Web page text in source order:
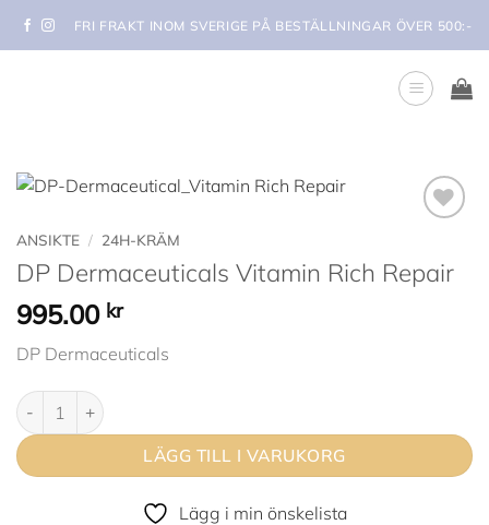
FRI FRAKT INOM SVERIGE PÅ BESTÄLLNINGAR ÖVER 500:-
önskelista
ANSIKTE / 24H-KRÄM
DP Dermaceuticals Vitamin Rich Repair
995.00 kr
DP Dermaceuticals
DP Dermaceuticals Vitamin Rich Repair mängd
LÄGG TILL I VARUKORG
Lägg i min önskelista